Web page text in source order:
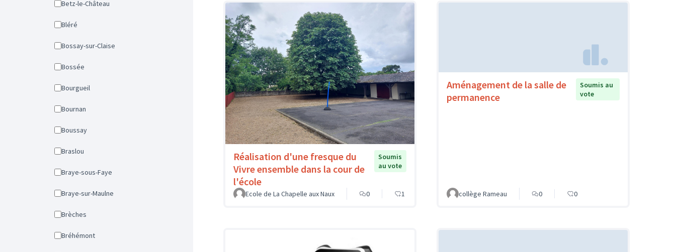
Betz-le-Château
Bléré
Bossay-sur-Claise
Bossée
Bourgueil
Bournan
Boussay
Braslou
Braye-sous-Faye
Braye-sur-Maulne
Brèches
Bréhémont
Réalisation d'une fresque du
Vivre ensemble dans la cour de
l'école
Soumis
au vote
Ecole de La Chapelle aux Naux 0 1
Aménagement de la salle de
permanence
Soumis au
vote
collège Rameau 0 0